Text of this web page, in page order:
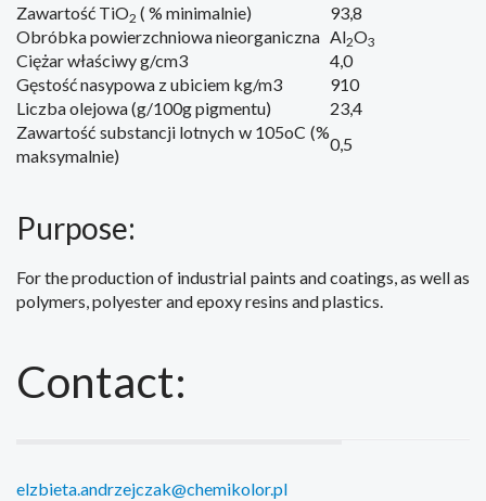
Zawartość TiO2 ( % minimalnie)
93,8
Obróbka powierzchniowa nieorganiczna Al2O3
Ciężar właściwy g/cm3
4,0
Gęstość nasypowa z ubiciem kg/m3
910
Liczba olejowa (g/100g pigmentu)
23,4
Zawartość substancji lotnych w 105oC (%
maksymalnie)
0,5
Purpose:
For the production of industrial paints and coatings, as well as
polymers,polyester and epoxy resins and plastics.
Contact:
elzbieta.andrzejczak@chemikolor.pl